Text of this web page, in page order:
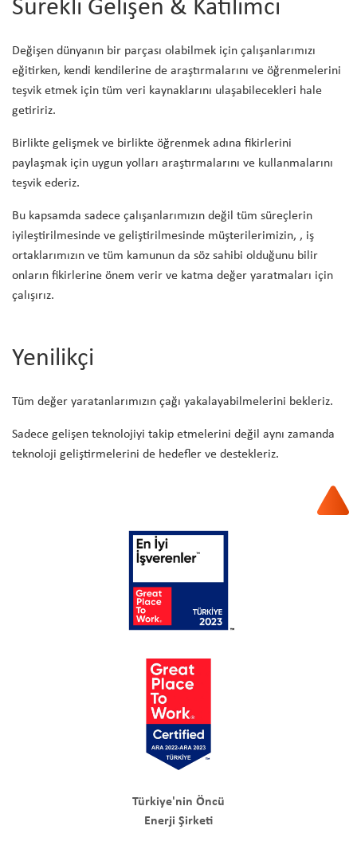
Sürekli Gelişen & Katılımcı
Değişen dünyanın bir parçası olabilmek için çalışanlarımızı
eğitirken, kendi kendilerine de araştırmalarını ve öğrenmelerini
teşvik etmek için tüm veri kaynaklarını ulaşabilecekleri hale
getiririz.
Birlikte gelişmek ve birlikte öğrenmek adına fikirlerini
paylaşmak için uygun yolları araştırmalarını ve kullanmalarını
teşvik ederiz.
Bu kapsamda sadece çalışanlarımızın değil tüm süreçlerin
iyileştirilmesinde ve geliştirilmesinde müşterilerimizin, , iş
ortaklarımızın ve tüm kamunun da söz sahibi olduğunu bilir
onların fikirlerine önem verir ve katma değer yaratmaları için
çalışırız.
Yenilikçi
Tüm değer yaratanlarımızın çağı yakalayabilmelerini bekleriz.
Sadece gelişen teknolojiyi takip etmelerini değil aynı zamanda
teknoloji geliştirmelerini de hedefler ve destekleriz.
Türkiye'nin Öncü
Enerji Şirketi